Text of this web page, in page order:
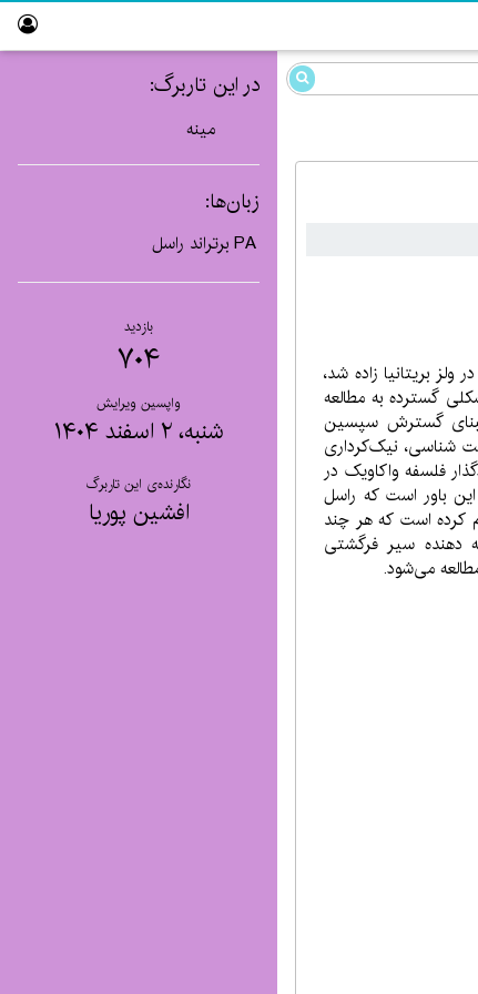
در این تاربرگ:
مینه
زبان‌ها:
PA برتراند راسل
بازدید
۷۰۴
واپسین ویرایش
شنبه، ۲ اسفند ۱۴۰۴
نگارنده‌ی این تاربرگ
افشین پوریا
آرتر ویلیام راسل، خرددوست، انگارشدان، گوییکدان، ادبشناس و فرکار گروهگانی بریتانیایی، در ۱۸ می ۱۸۷۲ در ولز بریتانیا زاده شد،
گسترده به مطالعه
مبنای گسترش سپسین
شناسی، نیک‌کرداری
فلسفه واکاویک در
باور است که راسل
کرده است که هر چند
دهنده سیر فرگشتی
می‌شود.